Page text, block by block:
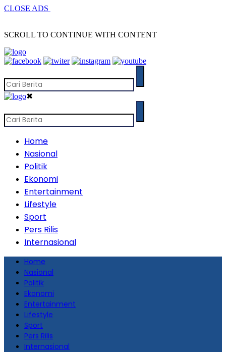
CLOSE ADS
SCROLL TO CONTINUE WITH CONTENT
✖
Home
Nasional
Politik
Ekonomi
Entertainment
Lifestyle
Sport
Pers Rilis
Internasional
Home
Nasional
Politik
Ekonomi
Entertainment
Lifestyle
Sport
Pers Rilis
Internasional